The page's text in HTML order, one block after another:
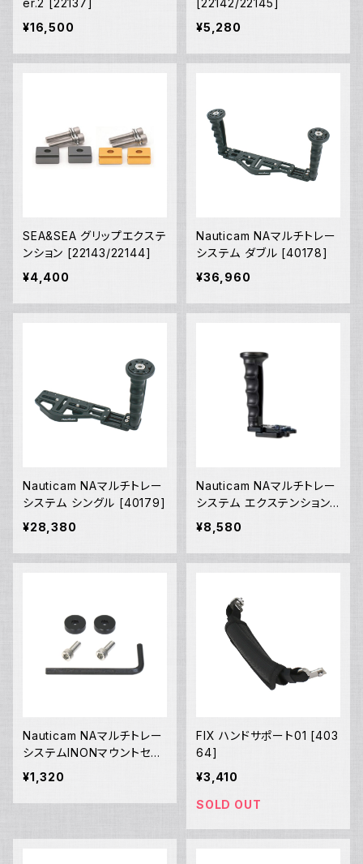
er.2 [22137]
¥16,500
[22142/22145]
¥5,280
SEA&SEA グリップエクステ
ンション [22143/22144]
¥4,400
Nauticam NAマルチトレー
システム ダブル [40178]
¥36,960
Nauticam NAマルチトレー
システム シングル [40179]
¥28,380
Nauticam NAマルチトレー
システム エクステンション
[40180]
¥8,580
Nauticam NAマルチトレー
システムINONマウントセッ
ト取付部品 [40184]
¥1,320
FIX ハンドサポート01 [403
64]
¥3,410
SOLD OUT